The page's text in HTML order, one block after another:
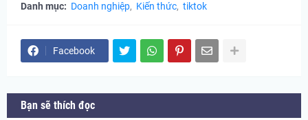
Danh mục: Doanh nghiệp Kiến thức tiktok
Facebook
Bạn sẽ thích đọc